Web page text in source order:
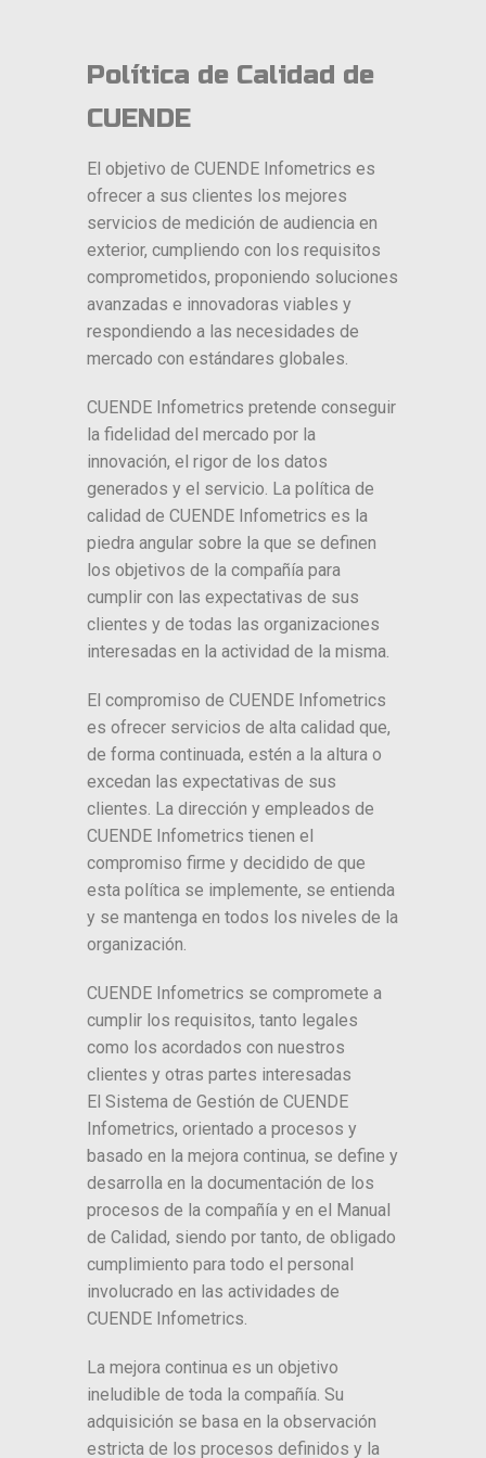
contenidoPolítica de Calidad de
CUENDE
El objetivo de CUENDE Infometrics es
ofrecer a sus clientes los mejores
servicios de medición de audiencia en
exterior, cumpliendo con los requisitos
comprometidos, proponiendo soluciones
avanzadas e innovadoras viables y
respondiendo a las necesidades de
mercado con estándares globales.
CUENDE Infometrics pretende conseguir
la fidelidad del mercado por la
innovación, el rigor de los datos
generados y el servicio. La política de
calidad de CUENDE Infometrics es la
piedra angular sobre la que se definen
los objetivos de la compañía para
cumplir con las expectativas de sus
clientes y de todas las organizaciones
interesadas en la actividad de la misma.
El compromiso de CUENDE Infometrics
es ofrecer servicios de alta calidad que,
de forma continuada, estén a la altura o
excedan las expectativas de sus
clientes. La dirección y empleados de
CUENDE Infometrics tienen el
compromiso firme y decidido de que
esta política se implemente, se entienda
y se mantenga en todos los niveles de la
organización.
CUENDE Infometrics se compromete a
cumplir los requisitos, tanto legales
como los acordados con nuestros
clientes y otras partes interesadas
El Sistema de Gestión de CUENDE
Infometrics, orientado a procesos y
basado en la mejora continua, se define y
desarrolla en la documentación de los
procesos de la compañía y en el Manual
de Calidad, siendo por tanto, de obligado
cumplimiento para todo el personal
involucrado en las actividades de
CUENDE Infometrics.
La mejora continua es un objetivo
ineludible de toda la compañía. Su
adquisición se basa en la observación
estricta de los procesos definidos y la